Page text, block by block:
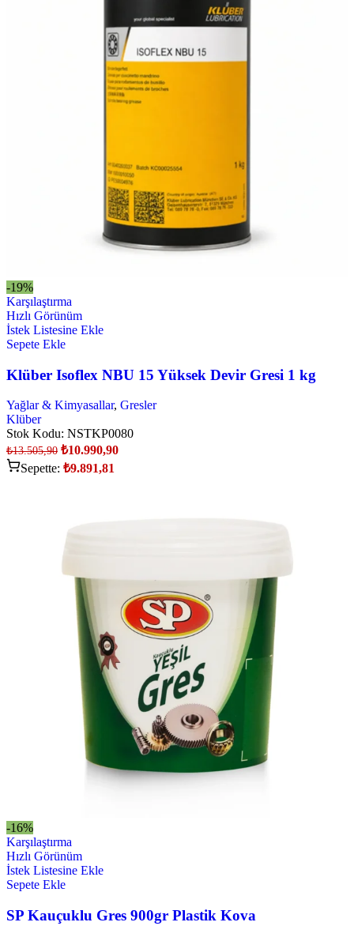
-19%
Karşılaştırma
Hızlı Görünüm
İstek Listesine Ekle
Sepete Ekle
Klüber Isoflex NBU 15 Yüksek Devir Gresi 1 kg
Yağlar & Kimyasallar, Gresler
Klüber
Stok Kodu: NSTKP0080
₺13.505,90 ₺10.990,90
Sepette: ₺9.891,81
-16%
Karşılaştırma
Hızlı Görünüm
İstek Listesine Ekle
Sepete Ekle
SP Kauçuklu Gres 900gr Plastik Kova